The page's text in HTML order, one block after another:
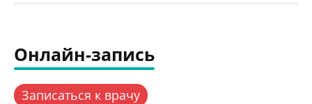
Онлайн-запись
Записаться к врачу